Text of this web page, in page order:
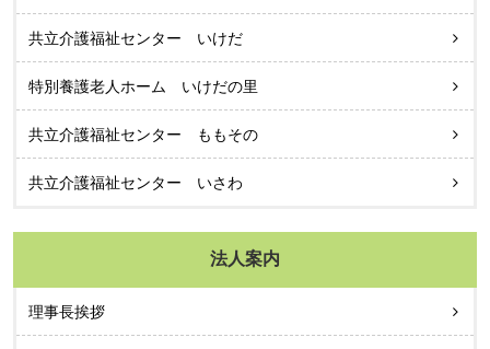
共立介護福祉センター いけだ
特別養護老人ホーム いけだの里
共立介護福祉センター ももその
共立介護福祉センター いさわ
法人案内
理事長挨拶